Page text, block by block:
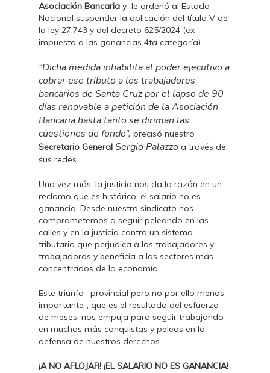
Asociación Bancariay le ordenó al Estado
Nacional suspender la aplicación del título V de
la ley 27.743 y del decreto 625/2024 (ex
impuesto a las ganancias 4ta categoría).
“Dicha medida inhabilita al poder ejecutivo a
cobrar ese tributo a los trabajadores
bancarios de Santa Cruz por el lapso de 90
días renovable a petición de la Asociación
Bancaria hasta tanto se diriman las
cuestiones de fondo”,precisó nuestro
Secretario General Sergio Palazzo a través de
sus redes.
Una vez más, la justicia nos da la razón en un
reclamo que es histórico: el salario no es
ganancia. Desde nuestro sindicato nos
comprometemos a seguir peleando en las
calles y en la justicia contra un sistema
tributario que perjudica a los trabajadores y
trabajadoras y beneficia a los sectores más
concentrados de la economía.
Este triunfo –provincial pero no por ello menos
importante-, que es el resultado del esfuerzo
de meses, nos empuja para seguir trabajando
en muchas más conquistas y peleas en la
defensa de nuestros derechos.
¡A NO AFLOJAR! ¡EL SALARIO NO ES GANANCIA!